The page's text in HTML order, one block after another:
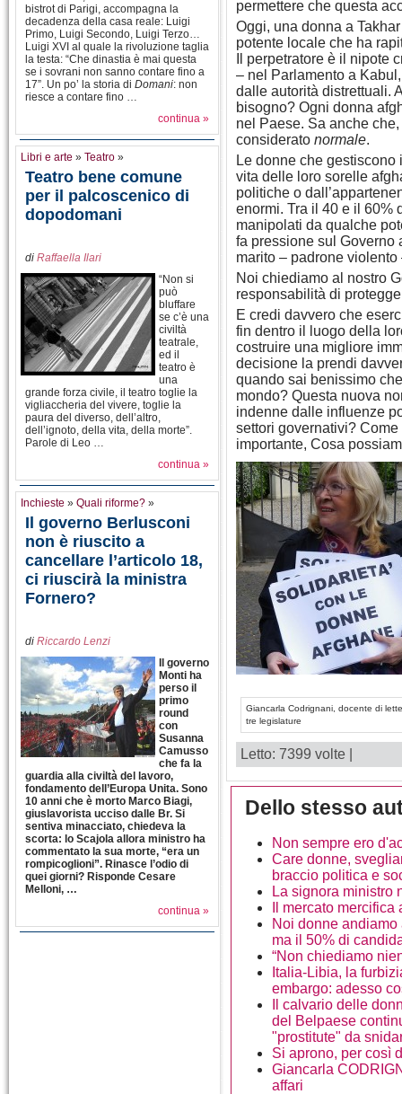
bistrot di Parigi, accompagna la
decadenza della casa reale: Luigi
Primo, Luigi Secondo, Luigi Terzo…
Luigi XVI al quale la rivoluzione taglia
la testa: “Che dinastia è mai questa
se i sovrani non sanno contare fino a
17”. Un po’ la storia di Domani: non
riesce a contare fino …
continua »
Libri e arte » Teatro »
Teatro bene comune
per il palcoscenico di
dopodomani
di Raffaella Ilari
“Non si
può
bluffare
se c’è una
civiltà
teatrale,
ed il
teatro è
una
grande forza civile, il teatro toglie la
vigliaccheria del vivere, toglie la
paura del diverso, dell’altro,
dell’ignoto, della vita, della morte”.
Parole di Leo …
continua »
Inchieste » Quali riforme? »
Il governo Berlusconi
non è riuscito a
cancellare l’articolo 18,
ci riuscirà la ministra
Fornero?
di Riccardo Lenzi
Il governo
Monti ha
perso il
primo
round
con
Susanna
Camusso
che fa la
guardia alla civiltà del lavoro,
fondamento dell’Europa Unita. Sono
10 anni che è morto Marco Biagi,
giuslavorista ucciso dalle Br. Si
sentiva minacciato, chiedeva la
scorta: lo Scajola allora ministro ha
commentato la sua morte, “era un
rompicoglioni”. Rinasce l’odio di
quei giorni? Risponde Cesare
Melloni, …
continua »
permettere che questa
Oggi, una donna a
potente locale che ha
Il perpetratore è il nipote
– nel Parlamento a
dalle autorità distrettuali.
bisogno? Ogni donna
nel Paese. Sa anche
considerato normale.
Le donne che
vita delle loro sorelle
politiche o
enormi. Tra il 40 e il 60%
manipolati da qualche
fa pressione sul Governo
marito – padrone
Noi chiediamo al nostro
responsabilità di
E credi davvero che
fin dentro il luogo della
costruire una migliore
decisione la prendi
quando sai benissimo
mondo? Questa nuova
indenne dalle influenze
settori governativi?
importante, Cosa
Giancarla Codrignani, docente di
tre legislature
Letto: 7399 volte |
Dello stesso
Non sempre ero
Care donne,
braccio politica e
La signora ministro
Il mercato
Noi donne
ma il 50% di
“Non chiediamo
Italia-Libia, la
embargo: adesso
Il calvario delle
del Belpaese
"prostitute" da
Si aprono, per così
Giancarla
affari